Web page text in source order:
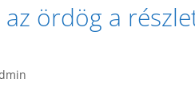
ördög a